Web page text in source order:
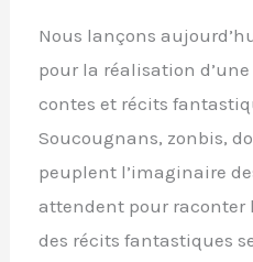
Nous lançons
pour la réalisation
contes et récits
Soucougnans, zonbis,
peuplent l’imaginaire
attendent pour raconter
des récits fantastiques